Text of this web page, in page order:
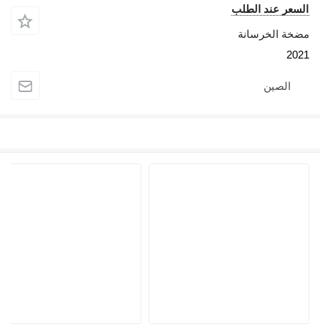
عند الطلب
الخرسانة
الصين